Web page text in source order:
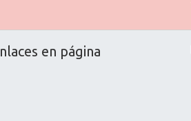
en página